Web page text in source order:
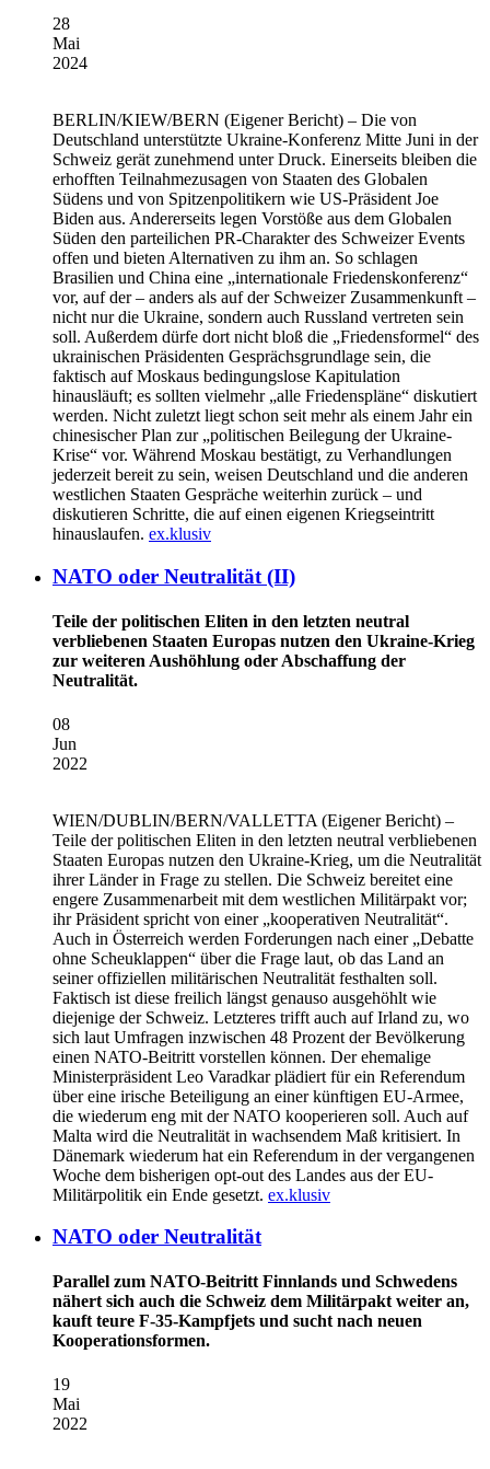
28
Mai
2024
BERLIN/KIEW/BERN (Eigener Bericht) – Die von
Deutschland unterstützte Ukraine-Konferenz Mitte Juni in der
Schweiz gerät zunehmend unter Druck. Einerseits bleiben die
erhofften Teilnahmezusagen von Staaten des Globalen
Südens und von Spitzenpolitikern wie US-Präsident Joe
Biden aus. Andererseits legen Vorstöße aus dem Globalen
Süden den parteilichen PR-Charakter des Schweizer Events
offen und bieten Alternativen zu ihm an. So schlagen
Brasilien und China eine „internationale Friedenskonferenz“
vor, auf der – anders als auf der Schweizer Zusammenkunft –
nicht nur die Ukraine, sondern auch Russland vertreten sein
soll. Außerdem dürfe dort nicht bloß die „Friedensformel“ des
ukrainischen Präsidenten Gesprächsgrundlage sein, die
faktisch auf Moskaus bedingungslose Kapitulation
hinausläuft; es sollten vielmehr „alle Friedenspläne“ diskutiert
werden. Nicht zuletzt liegt schon seit mehr als einem Jahr ein
chinesischer Plan zur „politischen Beilegung der Ukraine-
Krise“ vor. Während Moskau bestätigt, zu Verhandlungen
jederzeit bereit zu sein, weisen Deutschland und die anderen
westlichen Staaten Gespräche weiterhin zurück – und
diskutieren Schritte, die auf einen eigenen Kriegseintritt
hinauslaufen. ex.klusiv
NATO oder Neutralität (II)
Teile der politischen Eliten in den letzten neutral
verbliebenen Staaten Europas nutzen den Ukraine-Krieg
zur weiteren Aushöhlung oder Abschaffung der
Neutralität.
08
Jun
2022
WIEN/DUBLIN/BERN/VALLETTA (Eigener Bericht) –
Teile der politischen Eliten in den letzten neutral verbliebenen
Staaten Europas nutzen den Ukraine-Krieg, um die Neutralität
ihrer Länder in Frage zu stellen. Die Schweiz bereitet eine
engere Zusammenarbeit mit dem westlichen Militärpakt vor;
ihr Präsident spricht von einer „kooperativen Neutralität“.
Auch in Österreich werden Forderungen nach einer „Debatte
ohne Scheuklappen“ über die Frage laut, ob das Land an
seiner offiziellen militärischen Neutralität festhalten soll.
Faktisch ist diese freilich längst genauso ausgehöhlt wie
diejenige der Schweiz. Letzteres trifft auch auf Irland zu, wo
sich laut Umfragen inzwischen 48 Prozent der Bevölkerung
einen NATO-Beitritt vorstellen können. Der ehemalige
Ministerpräsident Leo Varadkar plädiert für ein Referendum
über eine irische Beteiligung an einer künftigen EU-Armee,
die wiederum eng mit der NATO kooperieren soll. Auch auf
Malta wird die Neutralität in wachsendem Maß kritisiert. In
Dänemark wiederum hat ein Referendum in der vergangenen
Woche dem bisherigen opt-out des Landes aus der EU-
Militärpolitik ein Ende gesetzt. ex.klusiv
NATO oder Neutralität
Parallel zum NATO-Beitritt Finnlands und Schwedens
nähert sich auch die Schweiz dem Militärpakt weiter an,
kauft teure F-35-Kampfjets und sucht nach neuen
Kooperationsformen.
19
Mai
2022